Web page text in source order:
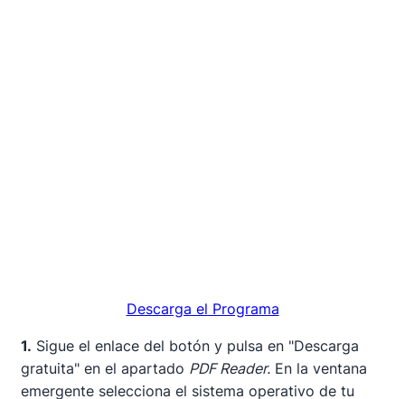
Descarga el Programa
1. Sigue el enlace del botón y pulsa en "Descarga
gratuita" en el apartado PDF Reader. En la ventana
emergente selecciona el sistema operativo de tu